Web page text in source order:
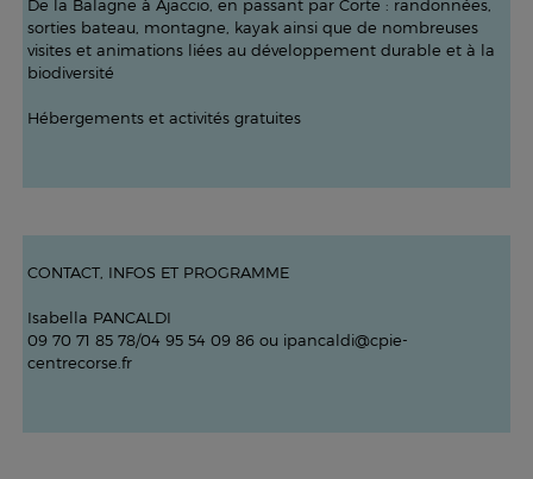
De la Balagne à Ajaccio, en passant par Corte : randonnées,
sorties bateau, montagne, kayak ainsi que de nombreuses
visites et animations liées au développement durable et à la
biodiversité
Hébergements et activités gratuites
CONTACT, INFOS ET PROGRAMME
Isabella PANCALDI
09 70 71 85 78/04 95 54 09 86 ou ipancaldi@cpie-
centrecorse.fr